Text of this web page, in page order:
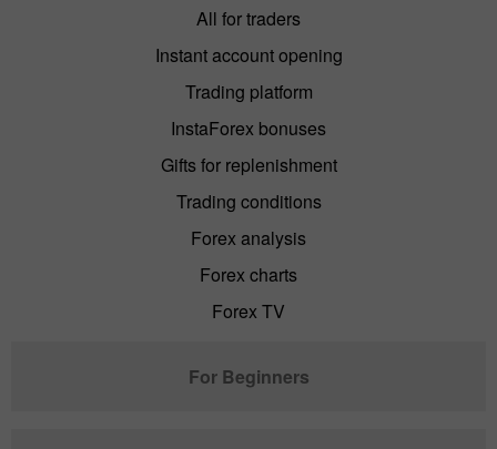
All for traders
Instant account opening
Trading platform
InstaForex bonuses
Gifts for replenishment
Trading conditions
Forex analysis
Forex charts
Forex TV
For Beginners